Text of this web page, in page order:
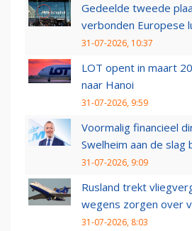
Gedeelde tweede
verbonden Europese
31-07-2026, 10:37
LOT opent in maart
naar Hanoi
31-07-2026, 9:59
Voormalig financieel
Swelheim aan de slag
31-07-2026, 9:09
Rusland trekt
wegens zorgen over
31-07-2026, 8:03